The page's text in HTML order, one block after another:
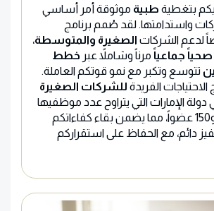
بتغطية طبية موثوقة أمر أساسي
واستدامتها. لقد صُمم برنامج
لدعم الشركات الصغيرة والمتوسطة،
صحياً جماعياً مرناً وشاملاً عبر خطط
تتوسع وتكبر مع نمو قوتكم العاملة.
الاحتياجات الفريدة للشركات الصغيرة
دولة الإمارات التي يتراوح عدد موظفيها
بين 6 موظفين و150 عضواً، مما يضمن بقاء كفاءاتكم
دائم، مع الحفاظ على استقراركم